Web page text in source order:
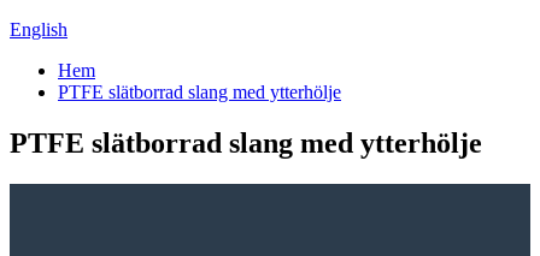
English
Hem
PTFE slätborrad slang med ytterhölje
PTFE slätborrad slang med ytterhölje